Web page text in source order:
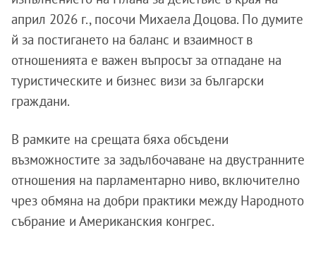
април 2026 г., посочи Михаела Доцова. По думите
й за постигането на баланс и взаимност в
отношенията е важен въпросът за отпадане на
туристическите и бизнес визи за български
граждани.
В рамките на срещата бяха обсъдени
възможностите за задълбочаване на двустранните
отношения на парламентарно ниво, включително
чрез обмяна на добри практики между Народното
събрание и Американския конгрес.